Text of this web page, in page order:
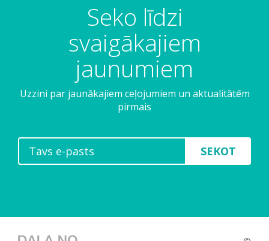
Seko līdzi
svaigākajiem
jaunumiem
Uzzini par jaunākajiem ceļojumiem un aktualitātēm
pirmais
SEKOT